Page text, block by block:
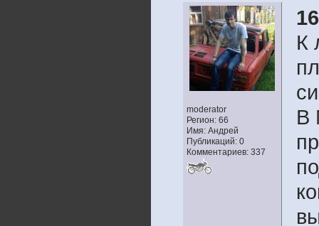
moderator
Регион: 66
Имя: Андрей
Публикаций: 0
Комментариев: 337
К
В